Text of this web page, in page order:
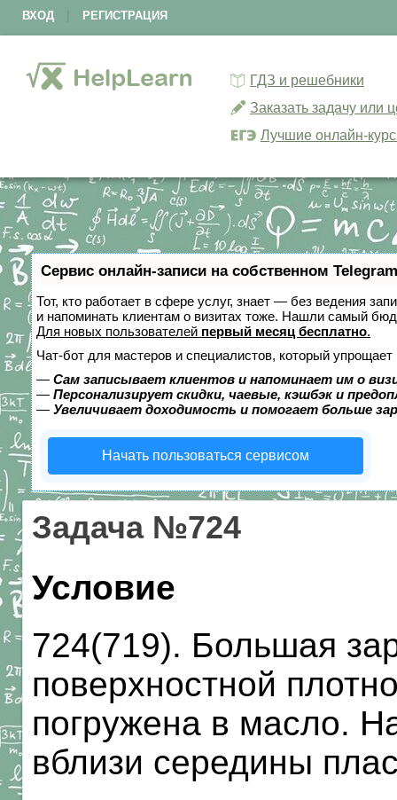
ВХОД РЕГИСТРАЦИЯ
ГДЗ и решебники
Заказать задачу или
Лучшие онлайн-
Сервис онлайн-записи на собственном
Тот, кто работает в сфере услуг, знает — без ведения
и напоминать клиентам о визитах тоже. Нашли самый
Для новых пользователей первый месяц бесплатно.
Чат-бот для мастеров и специалистов, который упрощает
— Сам записывает клиентов и напоминает им о
— Персонализирует скидки, чаевые, кэшбэк и
— Увеличивает доходимость и помогает больше
Начать пользоваться сервисом
Задача №724
Условие
724(719). Большая
поверхностной
погружена в масло.
вблизи середины